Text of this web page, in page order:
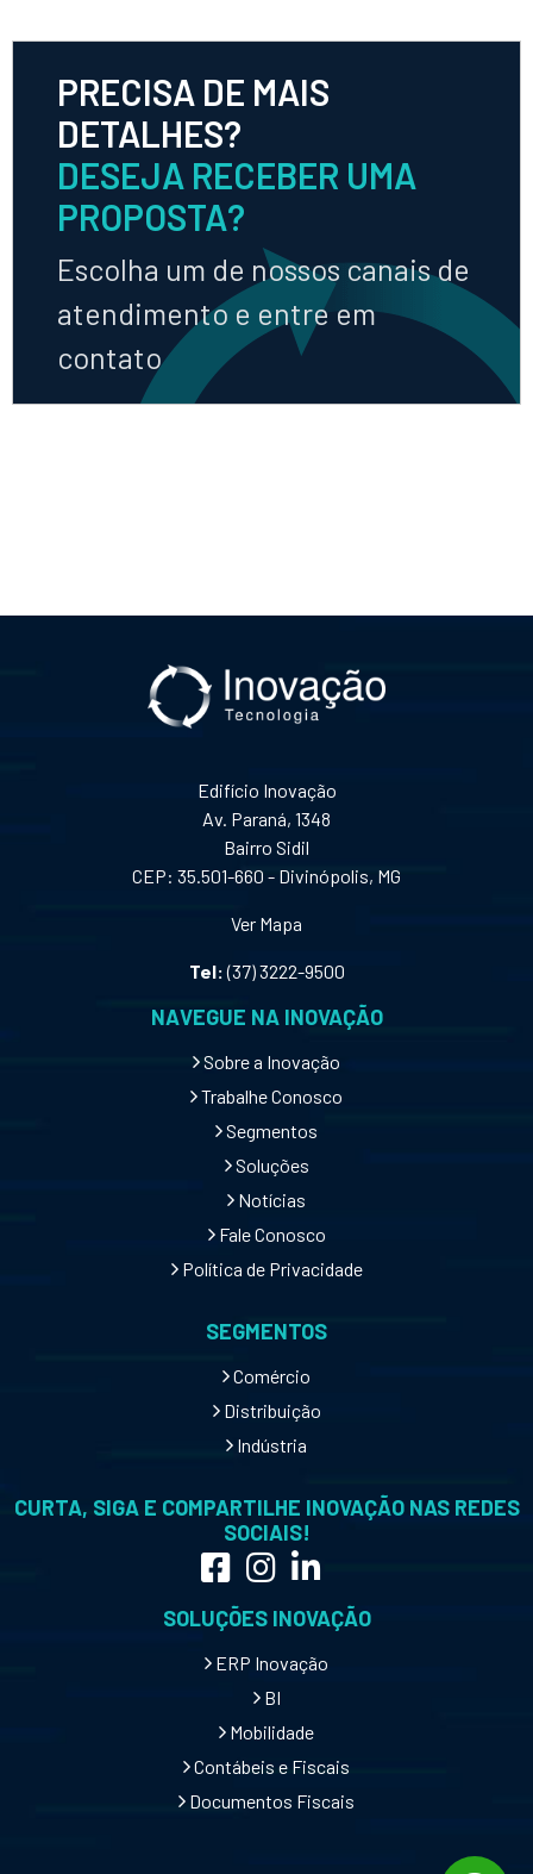
PRECISA DE MAIS
DETALHES?
DESEJA RECEBER UMA
PROPOSTA?
Escolha um de nossos canais de
atendimento e entre em
contato
Edifício Inovação
Av. Paraná, 1348
Bairro Sidil
CEP: 35.501-660 - Divinópolis, MG
Ver Mapa
Tel:(37) 3222-9500
NAVEGUE NA INOVAÇÃO
Sobre a Inovação
Trabalhe Conosco
Segmentos
Soluções
Notícias
Fale Conosco
Política de Privacidade
SEGMENTOS
Comércio
Distribuição
Indústria
CURTA, SIGA E COMPARTILHE INOVAÇÃO NAS REDES
SOCIAIS!
SOLUÇÕES INOVAÇÃO
ERP Inovação
BI
Mobilidade
Contábeis e Fiscais
Documentos Fiscais